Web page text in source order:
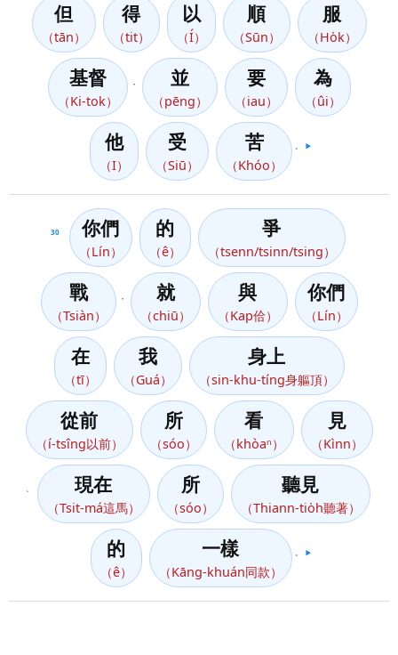
但
（tān）
得
（tit）
以
（Í）
順
（Sūn）
服
（Ho̍k）
基督
（Ki-tok）
並
（pēng）
要
（iau）
為
（ûi）
他
（I）
受
（Siū）
苦
（Khóo）
▶️
30 你們
（Lín）
的
（ê）
爭
（tsenn/tsinn/tsing）
戰
（Tsiàn）
就
（chiū）
與
（Kap佮）
你們
（Lín）
在
（tī）
我
（Guá）
身上
（sin-khu-tíng身軀頂）
從前
（í-tsîng以前）
所
（sóo）
看
（khòaⁿ）
見
（Kìnn）
現在
（Tsit-má這馬）
所
（sóo）
聽見
（Thiann-tio̍h聽著）
的
（ê）
一樣
（Kāng-khuán同款）
▶️